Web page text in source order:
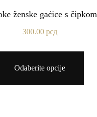
ženske gaćice s čipkom
300.00 рсд
Odaberite opcije